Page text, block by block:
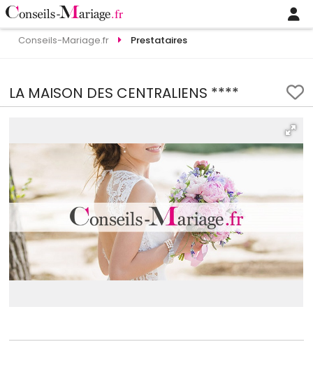
Conseils-Mariage.fr Prestataires
LA MAISON DES CENTRALIENS ****